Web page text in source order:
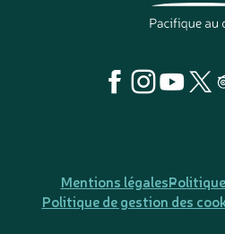
Mentions légales
Politique de gestion des